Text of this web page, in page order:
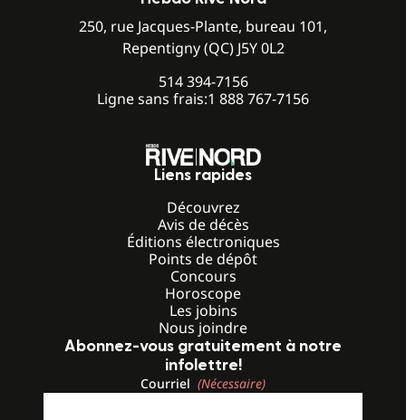
250, rue Jacques-Plante, bureau 101,
Repentigny (QC) J5Y 0L2
514 394-7156
Ligne sans frais:1 888 767-7156
Liens rapides
Découvrez
Avis de décès
Éditions électroniques
Points de dépôt
Concours
Horoscope
Les jobins
Nous joindre
Abonnez-vous gratuitement à notre
infolettre!
Courriel (Nécessaire)